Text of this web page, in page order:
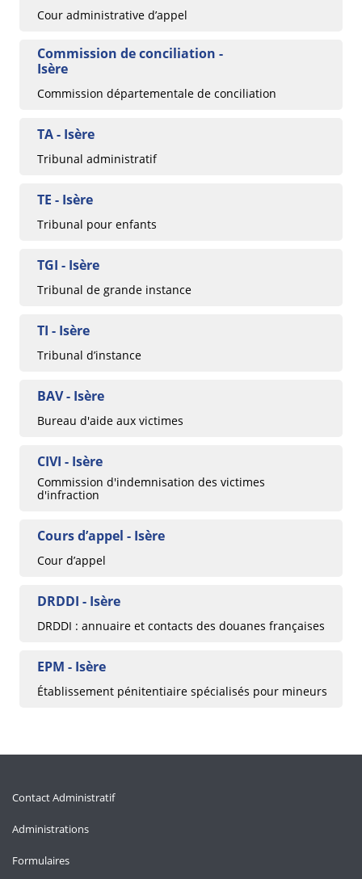
Cour administrative d’appel
Commission de conciliation -
Isère
Commission départementale de conciliation
TA - Isère
Tribunal administratif
TE - Isère
Tribunal pour enfants
TGI - Isère
Tribunal de grande instance
TI - Isère
Tribunal d’instance
BAV - Isère
Bureau d'aide aux victimes
CIVI - Isère
Commission d'indemnisation des victimes
d'infraction
Cours d’appel - Isère
Cour d’appel
DRDDI - Isère
DRDDI : annuaire et contacts des douanes françaises
EPM - Isère
Établissement pénitentiaire spécialisés pour mineurs
Contact Administratif
Administrations
Formulaires